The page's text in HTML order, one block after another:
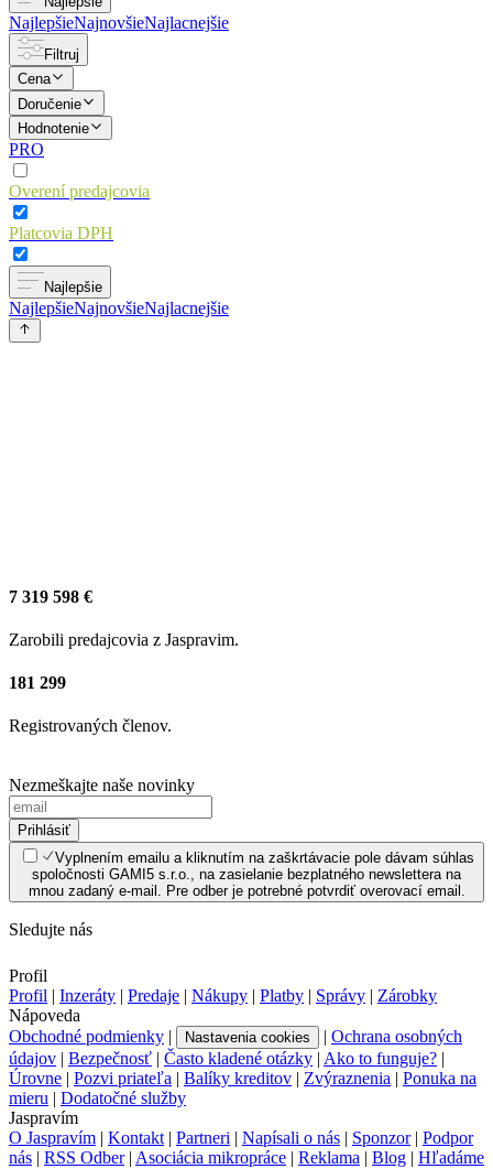
NajlepšieNajnovšieNajlacnejšie
Filtruj
Cena
Doručenie
Hodnotenie
PRO
Overení predajcovia
Platcovia DPH
Najlepšie
NajlepšieNajnovšieNajlacnejšie
7 319 598 €
Zarobili predajcovia z Jaspravim.
181 299
Registrovaných členov.
Nezmeškajte naše novinky
Prihlásiť
Vyplnením emailu a kliknutím na zaškrtávacie pole dávam súhlas
spoločnosti GAMI5 s.r.o., na zasielanie bezplatného newslettera na
mnou zadaný e-mail. Pre odber je potrebné potvrdiť overovací email.
Sledujte nás
Profil
Profil | Inzeráty | Predaje | Nákupy | Platby | Správy | Zárobky
Nápoveda
Obchodné podmienky | Nastavenia cookies | Ochrana osobných
údajov | Bezpečnosť | Často kladené otázky | Ako to funguje? |
Úrovne | Pozvi priateľa | Balíky kreditov | Zvýraznenia | Ponuka na
mieru | Dodatočné služby
Jaspravím
O Jaspravím | Kontakt | Partneri | Napísali o nás | Sponzor| Podpor
nás | RSS Odber| Asociácia mikropráce | Reklama | Blog | Hľadáme